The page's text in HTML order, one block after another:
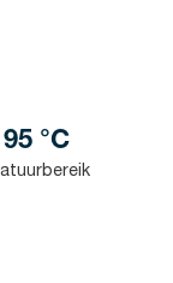
°C